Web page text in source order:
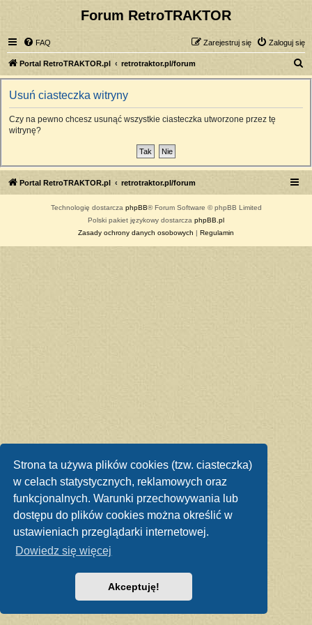
Strona ta używa plików cookies (tzw. ciasteczka)
w celach statystycznych, reklamowych oraz
funkcjonalnych. Warunki przechowywania lub
dostępu do plików cookies można określić w
ustawieniach przeglądarki internetowej.
Dowiedz się więcej
Akceptuję!
Forum RetroTRAKTOR
FAQ Zaloguj się
Zarejestruj się
Portal RetroTRAKTOR.pl retrotraktor.pl/forum
z
Usuń ciasteczka witryny
Czy na pewno chcesz usunąć wszystkie ciasteczka utworzone przez tę
witrynę?
Portal RetroTRAKTOR.pl retrotraktor.pl/forum
Technologię dostarcza phpBB® Forum Software © phpBB Limited
Polski pakiet językowy dostarcza phpBB.pl
Zasady ochrony danych osobowych | Regulamin